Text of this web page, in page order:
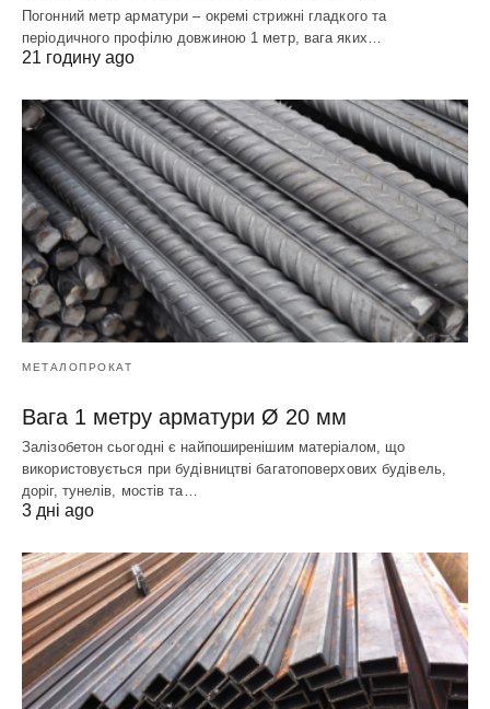
Погонний метр арматури – окремі стрижні гладкого та
періодичного профілю довжиною 1 метр, вага яких…
21 годину ago
МЕТАЛОПРОКАТ
Вага 1 метру арматури Ø 20 мм
Залізобетон сьогодні є найпоширенішим матеріалом, що
використовується при будівництві багатоповерхових будівель,
доріг, тунелів, мостів та…
3 дні ago